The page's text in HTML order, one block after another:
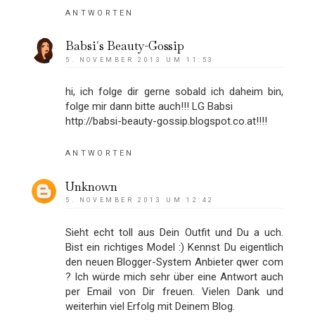
ANTWORTEN
Babsi´s Beauty-Gossip
5. NOVEMBER 2013 UM 11:53
hi, ich folge dir gerne sobald ich daheim bin,
folge mir dann bitte auch!!! LG Babsi
http://babsi-beauty-gossip.blogspot.co.at!!!!
ANTWORTEN
Unknown
5. NOVEMBER 2013 UM 12:42
Sieht echt toll aus Dein Outfit und Du a uch.
Bist ein richtiges Model :) Kennst Du eigentlich
den neuen Blogger-System Anbieter qwer com
? Ich würde mich sehr über eine Antwort auch
per Email von Dir freuen. Vielen Dank und
weiterhin viel Erfolg mit Deinem Blog.